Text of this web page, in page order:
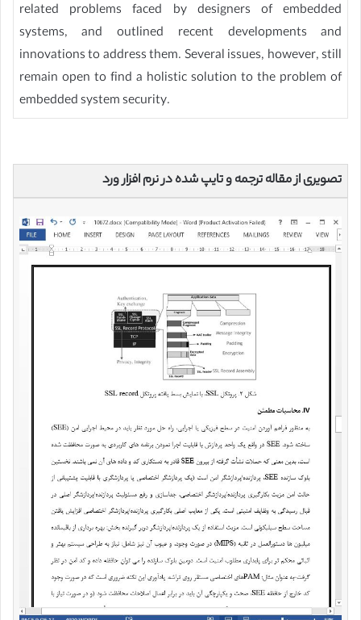
related problems faced by designers of embedded
systems, and outlined recent developments and
innovations to address them. Several issues, however, still
remain open to find a holistic solution to the problem of
embedded system security.
تصویری از مقاله ترجمه و تایپ شده در نرم افزار ورد